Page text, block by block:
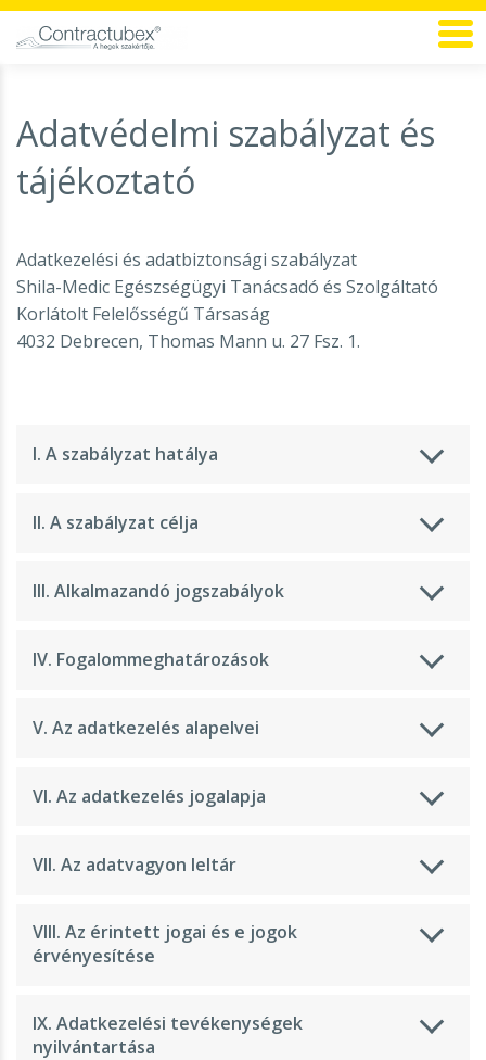
Adatvédelmi szabályzat és
tájékoztató
Adatkezelési és adatbiztonsági szabályzat
Shila-Medic Egészségügyi Tanácsadó és Szolgáltató
Korlátolt Felelősségű Társaság
4032 Debrecen, Thomas Mann u. 27 Fsz. 1.
I. A szabályzat hatálya
II. A szabályzat célja
III. Alkalmazandó jogszabályok
IV. Fogalommeghatározások
V. Az adatkezelés alapelvei
VI. Az adatkezelés jogalapja
VII. Az adatvagyon leltár
VIII. Az érintett jogai és e jogok
érvényesítése
IX. Adatkezelési tevékenységek
nyilvántartása